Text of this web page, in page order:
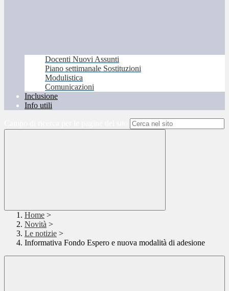
Docenti Nuovi Assunti
Piano settimanale Sostituzioni
Modulistica
Comunicazioni
Inclusione
Info utili
Home >
Novità >
Le notizie >
Informativa Fondo Espero e nuova modalità di adesione